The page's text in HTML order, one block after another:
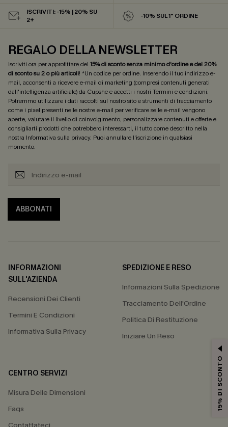
ISCRIVITI: -15% | 20% SU
2+
-10% SUL 1° ORDINE
REGALO DELLA NEWSLETTER
Iscriviti ora per approfittare del 15% di sconto senza minimo d'ordine e del 20%
di sconto su 2 o più articoli! *Un codice per ordine. Inserendo il tuo indirizzo e-
mail, acconsenti a ricevere e-mail di marketing (compresi contenuti generati
dall'intelligenza artificiale) da Cupshe e accetti i nostri Termini e condizioni.
Potremmo utilizzare i dati raccolti sul nostro sito e strumenti di tracciamento
come i pixel presenti nelle nostre e-mail per verificare se le e-mail vengono
aperte, valutare il livello di coinvolgimento, personalizzare contenuti e offerte e
consigliarti prodotti che potrebbero interessarti, il tutto come descritto nella
nostra Informativa sulla privacy. Puoi annullare l'iscrizione in qualsiasi
momento.
ABBONATI
INFORMAZIONI
SULL'AZIENDA
Recensioni Dei Clienti
Termini E Condizioni
Informativa Sulla Privacy
SPEDIZIONE E RESO
Informazioni Sulla Spedizione
Tracciamento Dell'Ordine
Politica Di Restituzione
Iniziare Un Reso
CENTRO SERVIZI
Misura Delle Dimensioni
Faqs
15% DI SCONTO